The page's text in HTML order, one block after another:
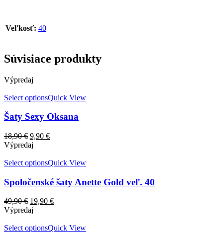
Veľkosť: 40
Súvisiace produkty
Výpredaj
Select optionsQuick View
Šaty Sexy Oksana
18,90€ 9,90 €
Výpredaj
Select optionsQuick View
Spoločenské šaty Anette Gold veľ. 40
49,90€ 19,90 €
Výpredaj
Select optionsQuick View